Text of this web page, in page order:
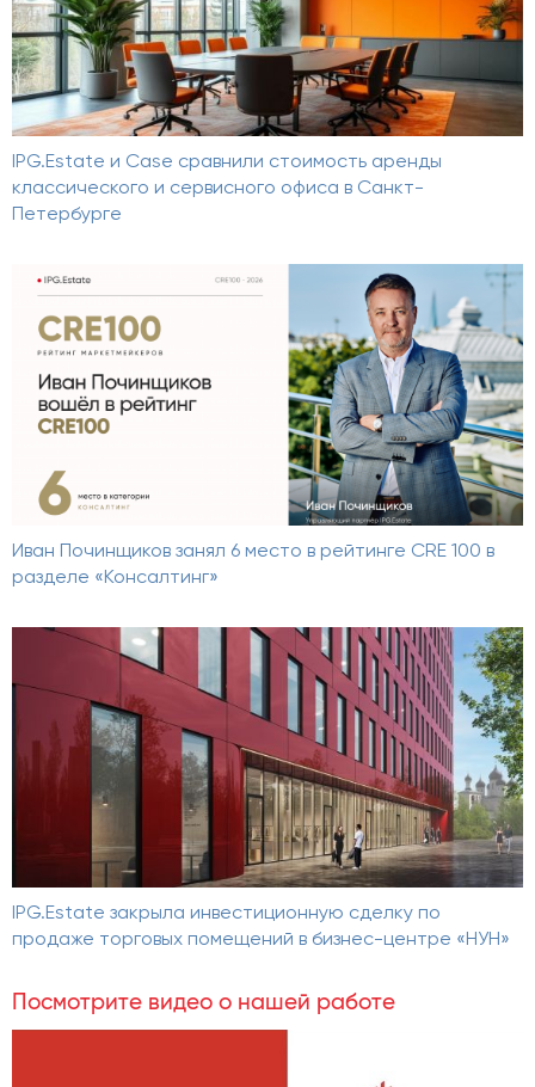
IPG.Estate и Case сравнили стоимость аренды
классического и сервисного офиса в Санкт-
Петербурге
Иван Починщиков занял 6 место в рейтинге CRE 100 в
разделе «Консалтинг»
IPG.Estate закрыла инвестиционную сделку по
продаже торговых помещений в бизнес-центре «НУН»
Посмотрите видео о нашей работе